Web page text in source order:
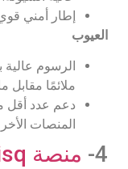
إطار أمني
العيوب
الرسوم
ملائمًا مقابل
دعم عدد أقل
المنصات
4- منصة Bisq